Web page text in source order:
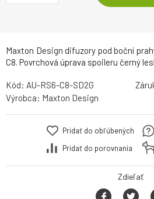
Maxton Design difuzory pod boční
C8. Povrchová úprava spoileru černý
Kód: AU-RS6-C8-SD2G
Výrobca: Maxton Design
Pridať do obľúbených
Pridať do porovnania
Zdieľať